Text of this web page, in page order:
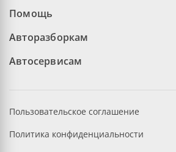
Помощь
Авторазборкам
Автосервисам
Пользовательское соглашение
Политика конфиденциальности